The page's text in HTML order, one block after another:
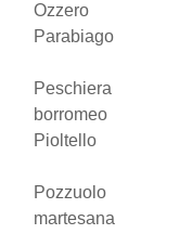
Ozzero
Parabiago
Peschiera
borromeo
Pioltello
Pozzuolo
martesana